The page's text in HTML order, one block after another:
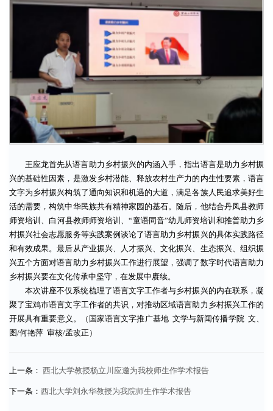
王应龙首先从语言助力乡村振兴的内涵入手，指出语言是助力乡村振
兴的基础性因素，是激发乡村潜能、释放农村生产力的内生性要素，语言
文字为乡村振兴构筑了通向知识和机遇的大道，满足各族人民追求美好生
活的需要，构筑中华民族共有精神家园的基石。随后，他结合丹凤县教师
师资培训、白河县教师师资培训、“童语同音”幼儿师资培训和推普助力乡
村振兴社会志愿服务等实践案例谈论了语言助力乡村振兴的具体实践路径
和有效成果。最后从产业振兴、人才振兴、文化振兴、生态振兴、组织振
兴五个方面对语言助力乡村振兴工作进行展望，强调了数字时代语言助力
乡村振兴要在文化传承中坚守，在发展中赓续。
本次讲座不仅系统梳理了语言文字工作者与乡村振兴的内在联系，凝
聚了宝鸡市语言文字工作者的共识，对推动区域语言助力乡村振兴工作的
开展具有重要意义。（国家语言文字推广基地 文学与新闻传播学院 文、
图/何艳萍 审核/孟改正）
上一条： 西北大学教授杨立川应邀为我校师生作学术报告
下一条： 西北大学刘永华教授为我院师生作学术报告